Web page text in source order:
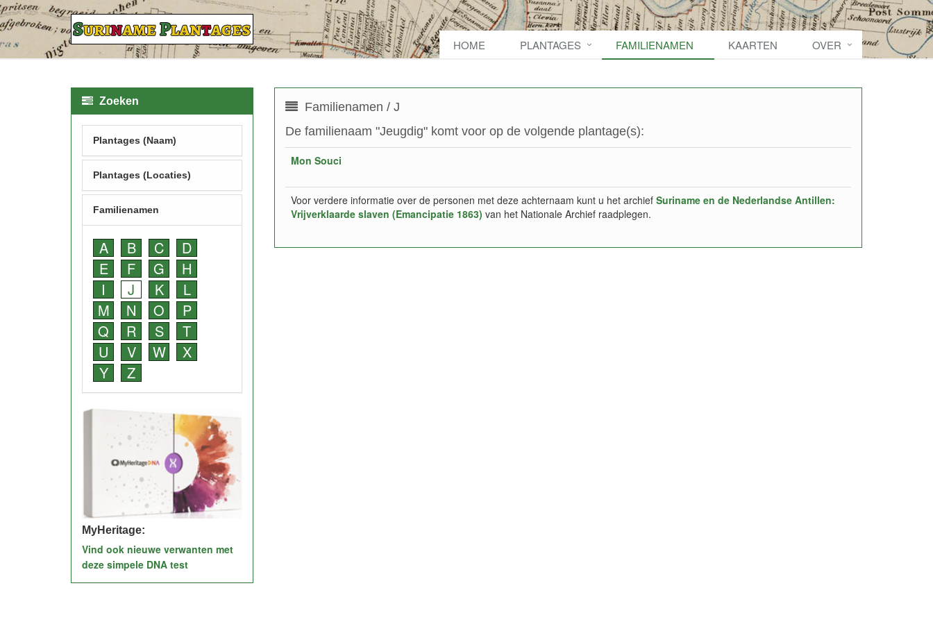
HOME PLANTAGES FAMILIENAMEN KAARTEN OVER
Familienamen / J
De familienaam "Jeugdig" komt voor op de volgende plantage(s):
Mon Souci
Voor verdere informatie over de personen met deze achternaam kunt u het archief Suriname en de Nederlandse Antillen:
Vrijverklaarde slaven (Emancipatie 1863) van het Nationale Archief raadplegen.
Zoeken
Plantages (Naam)
Plantages (Locaties)
Familienamen
A B C
D
E
F G
H
I
J K
L
M
N O
P
Q
R S
T
U
V W
X
Y
Z
MyHeritage:
Vind ook nieuwe verwanten met
deze simpele DNA test